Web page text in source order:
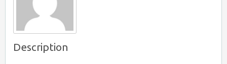
Description